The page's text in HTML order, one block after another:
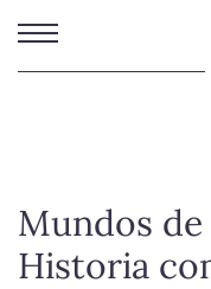
Pasar
contenido
Mundos
Historia